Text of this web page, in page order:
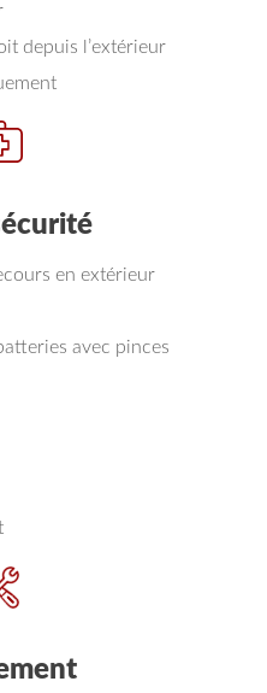
depuis l’extérieur
en extérieur
avec pinces